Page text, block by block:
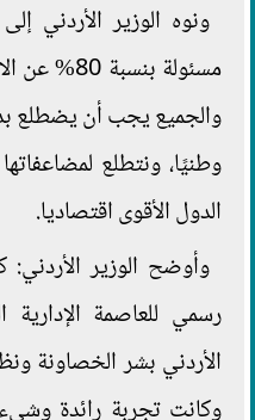
ونوه الوزير الأردني
مسئولة
والجميع يجب أن يضطلع
وطنيًا، ونتطلع
الدول الأقوى اقتصاديا.
وأوضح الوزير
رسمي للعاصمة الإدارية
الأردني بشر الخصاونة
وكانت تجربة رائدة